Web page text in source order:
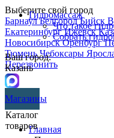
Выберите свой город
БарнаулБелгородБийск
ЕкатеринбургИжевск
НовосибирскОренбург
ТюменьЧебоксары
Перезвонить
Гидромассаж
Что такое
Собрать
Ваш город:
Казань
Магазины
Каталог
товаровГлавная